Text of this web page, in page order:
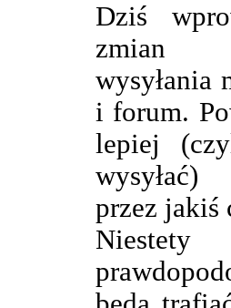
Dziś
zmian
wysyłania
i forum.
lepiej
przez jakiś